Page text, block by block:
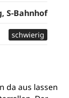
S-Bahnhof
schwierig
da aus lassen